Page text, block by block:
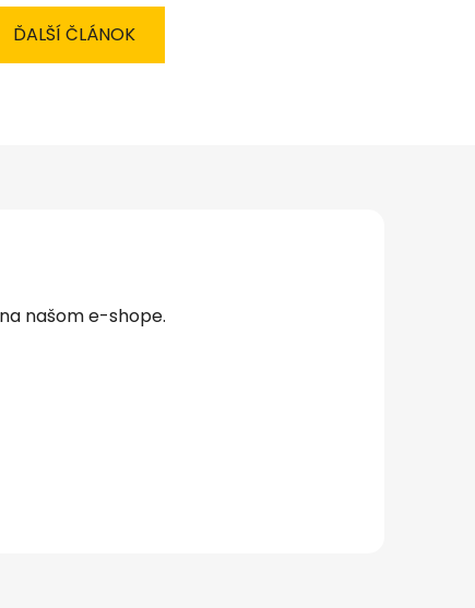
ĎALŠÍ ČLÁNOK
našom e-shope.